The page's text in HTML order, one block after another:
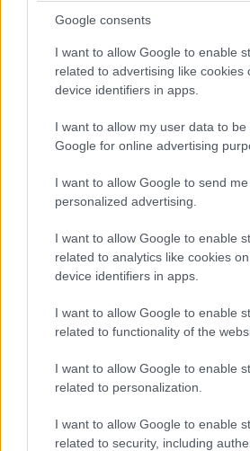
Google consents
I want to allow Google to enable
related to advertising like cookies
device identifiers in apps.
I want to allow my user data to be
Google for online advertising
I want to allow Google to send me
personalized advertising.
I want to allow Google to enable
related to analytics like cookies
device identifiers in apps.
I want to allow Google to enable
related to functionality of the
I want to allow Google to enable
related to personalization.
I want to allow Google to enable
related to security, including
Pulzusméréssel segíti a
balatoni kardioösvény (X)
Balatonalmádiban.
#honor #magic5
#mwc 2023